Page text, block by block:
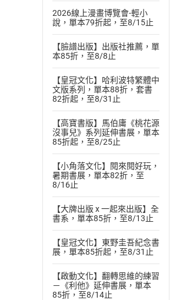
2026線上漫畫博覽會-輕小
說，單本79折起，至8/15止
【臉譜出版】出版社推薦，單
本85折，至8/8止
【皇冠文化】哈利波特繁體中
文版系列，單本88折，套書
82折起，至8/31止
【高寶書版】馬伯庸《桃花源
沒事兒》系列延伸書展，單本
85折起，至8/25止
【小角落文化】閱來閱好玩，
暑期書展，單本82折，至
8/16止
【大牌出版 x 一起來出版】全
書系，單本85折，至8/13止
【皇冠文化】東野圭吾紀念書
展，單本85折起，至8/31止
【啟動文化】翻轉思維的練習
－《利他》延伸書展，單本
85折，至8/14止